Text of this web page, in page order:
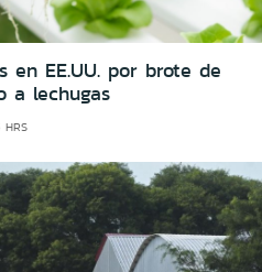
en EE.UU. por brote de
a lechugas